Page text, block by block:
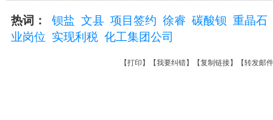
热词： 钡盐 文县 项目签约 徐睿 碳酸钡 重晶石
业岗位 实现利税 化工集团公司
【打印 】【我要纠错】【复制链接】【转发邮件